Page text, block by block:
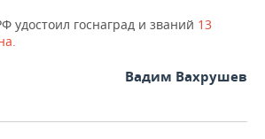
удостоил госнаград и званий 13
Вадим Вахрушев